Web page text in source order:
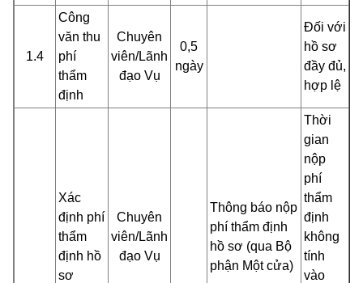
1.4
Công
văn thu
phí
thẩm
định
Chuyên
viên/Lãnh
đạo Vụ
0,5
ngày
Đối với
hồ sơ
đầy đủ,
hợp lệ
Xác
định phí
thẩm
định hồ
sơ
Chuyên
viên/Lãnh
đạo Vụ
Thông báo nộp
phí thẩm định
hồ sơ (qua Bộ
phận Một cửa)
Thời
gian
nộp
phí
thẩm
định
không
tính
vào